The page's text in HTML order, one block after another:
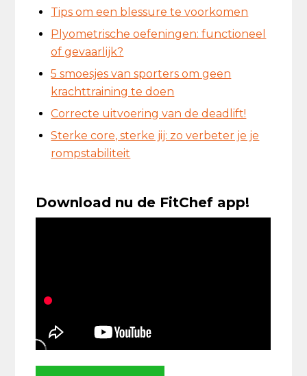
Tips om een blessure te voorkomen
Plyometrische oefeningen: functioneel
of gevaarlijk?
5 smoesjes van sporters om geen
krachttraining te doen
Correcte uitvoering van de deadlift!
Sterke core, sterke jij: zo verbeter je je
rompstabiliteit
Download nu de FitChef app!